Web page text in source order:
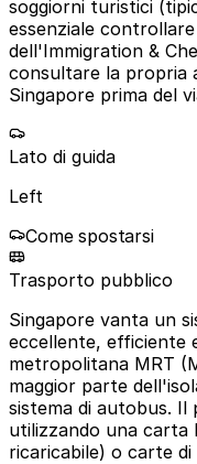
soggiorni turistici
essenziale
dell'Immigration &
consultare la propria
Singapore prima del
Lato di guida
Left
Come spostarsi
Trasporto pubblico
Singapore vanta un
eccellente, efficiente
metropolitana MRT
maggior parte
sistema di autobus.
utilizzando una carta
ricaricabile) o carte